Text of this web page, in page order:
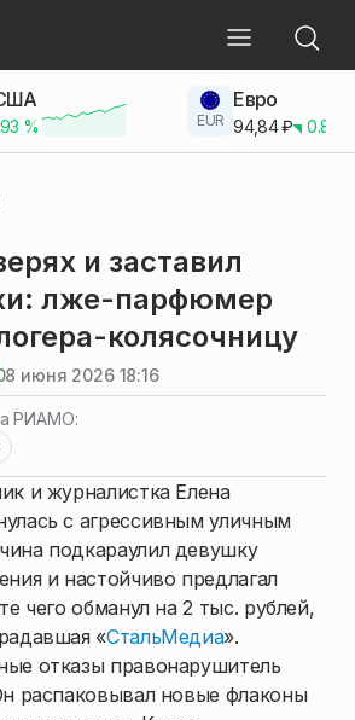
% EUR
Евро
94,84₽ 0.83
и заставил
лже-парфюмер
колясочницу
июня 2026 18:16
РИАМО:
и журналистка Елена
с агрессивным уличным
подкараулил девушку
и настойчиво предлагал
чего обманул на 2 тыс. рублей,
«СтальМедиа».
отказы правонарушитель
распаковывал новые флаконы